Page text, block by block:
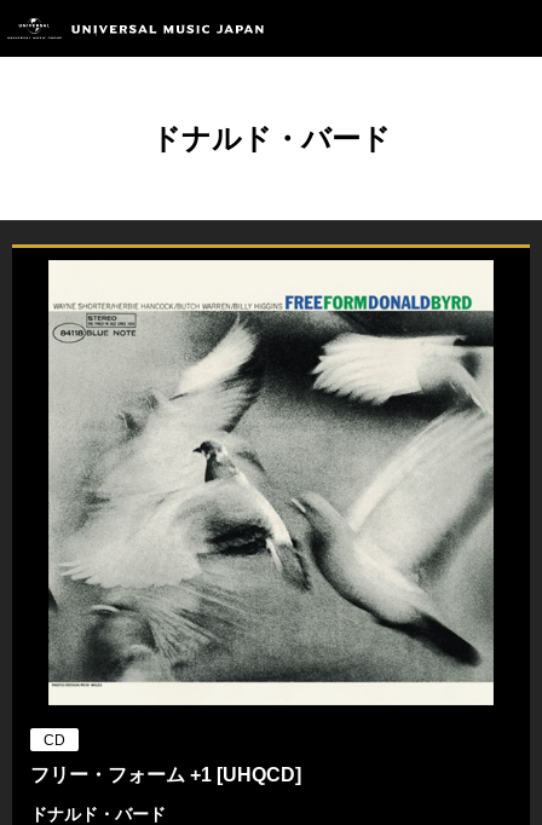
ドナルド・バード
CD
フリー・フォーム +1 [UHQCD]
ドナルド・バード